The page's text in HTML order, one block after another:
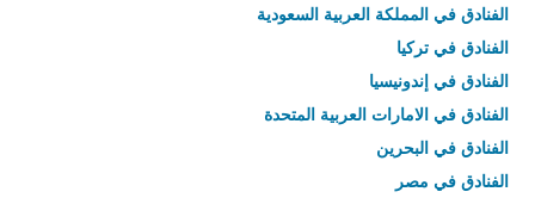
الفنادق في المملكة العربية السعودية
الفنادق في تركيا
الفنادق في إندونيسيا
الفنادق في الامارات العربية المتحدة
الفنادق في البحرين
الفنادق في مصر